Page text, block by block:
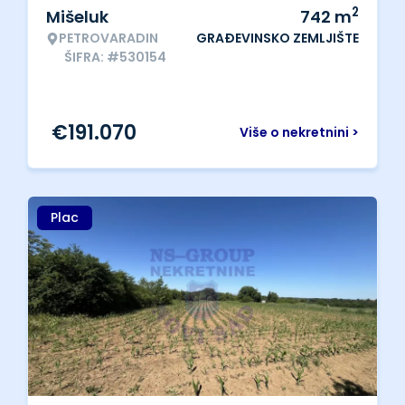
Mišeluk
PETROVARADIN
ŠIFRA: #530154
742 m2
GRAĐEVINSKO ZEMLJIŠTE
Više o nekretnini >
€191.070
Plac